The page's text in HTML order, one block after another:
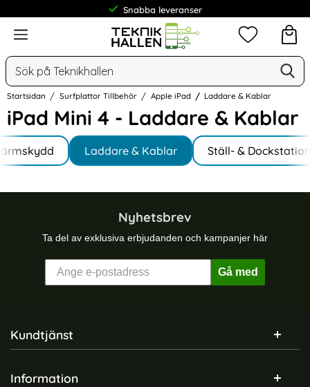
Snabba leveranser
Meny
Sök
Mina
Startsidan Surfplattor Tillbehör Apple iPad Laddare & Kablar
iPad Mini 4 - Laddare & Kablar
Hoppa
till
produkter
Underkategorier
Laddare & Kablar Ställ- &
Nyhetsbrev
Ta del av exklusiva erbjudanden och kampanjer här
Gå med
Sidfot Blandad info och länkar
Kundtjänst
Information